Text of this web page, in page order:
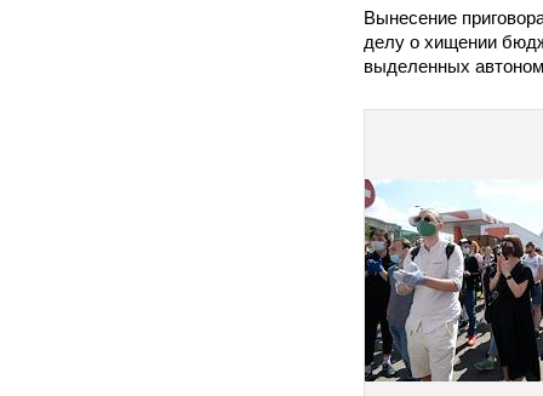
Вынесение
делу о хищении
выделенных